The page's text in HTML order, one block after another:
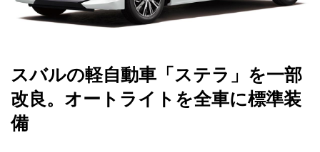
スバルの軽自動車「ステラ」を一部
改良。オートライトを全車に標準装
備